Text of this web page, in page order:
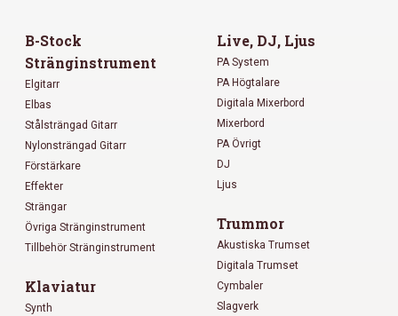
B-Stock
Stränginstrument
Elgitarr
Elbas
Stålsträngad Gitarr
Nylonsträngad Gitarr
Förstärkare
Effekter
Strängar
Övriga Stränginstrument
Tillbehör Stränginstrument
Klaviatur
Synth
Live, DJ, Ljus
PA System
PA Högtalare
Digitala Mixerbord
Mixerbord
PA Övrigt
DJ
Ljus
Trummor
Akustiska Trumset
Digitala Trumset
Cymbaler
Slagverk